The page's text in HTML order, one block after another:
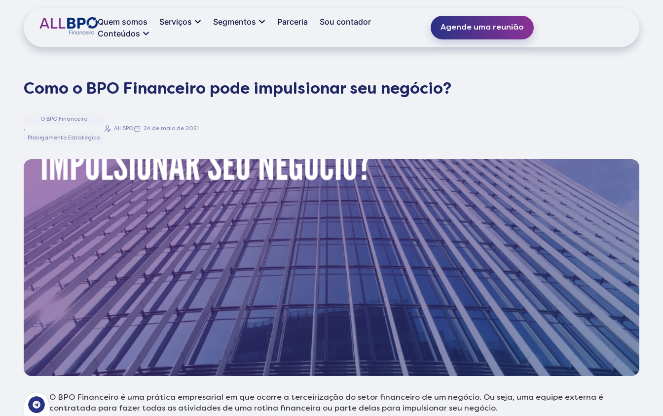
Quem somos Serviços Segmentos Parceria
Sou contador
Conteúdos
Agende uma reunião
Como o BPO Financeiro pode impulsionar seu negócio?
O BPO Financeiro
,
Planejamento Estratégico
All BPO 24 de maio de 2021
O BPO Financeiro é uma prática empresarial em que ocorre a terceirização do setor financeiro de um negócio. Ou seja, uma equipe externa é
contratada para fazer todas as atividades de uma rotina financeira ou parte delas para impulsionar seu negócio.